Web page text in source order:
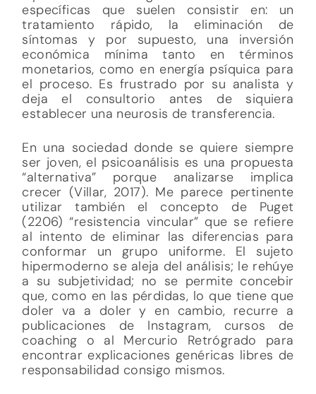
específicas que suelen consistir en: un
tratamiento rápido, la eliminación de
síntomas y por supuesto, una inversión
económica mínima tanto en términos
monetarios, como en energía psíquica para
el proceso. Es frustrado por su analista y
deja el consultorio antes de siquiera
establecer una neurosis de transferencia.
En una sociedad donde se quiere siempre
ser joven, el psicoanálisis es una propuesta
“alternativa” porque analizarse implica
crecer (Villar, 2017). Me parece pertinente
utilizar también el concepto de Puget
(2206) “resistencia vincular” que se refiere
al intento de eliminar las diferencias para
conformar un grupo uniforme. El sujeto
hipermoderno se aleja del análisis; le rehúye
a su subjetividad; no se permite concebir
que, como en las pérdidas, lo que tiene que
doler va a doler y en cambio, recurre a
publicaciones de Instagram, cursos de
coaching o al Mercurio Retrógrado para
encontrar explicaciones genéricas libres de
responsabilidad consigo mismos.